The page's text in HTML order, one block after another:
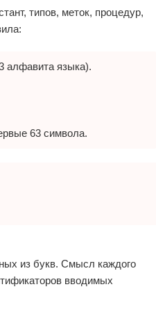
типов, меток, процедур,
алфавита языка).
63 символа.
из букв. Смысл каждого
вводимых